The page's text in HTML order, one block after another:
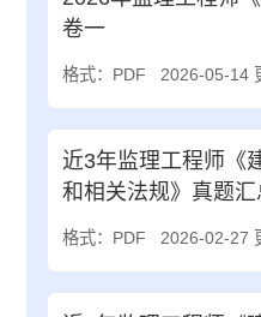
卷一
格式：PDF 2026-05-14
近3年监理工程师《
和相关法规》真题汇
格式：PDF 2026-02-27